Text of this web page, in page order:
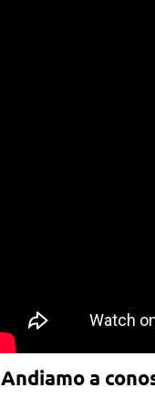
Andiamo a